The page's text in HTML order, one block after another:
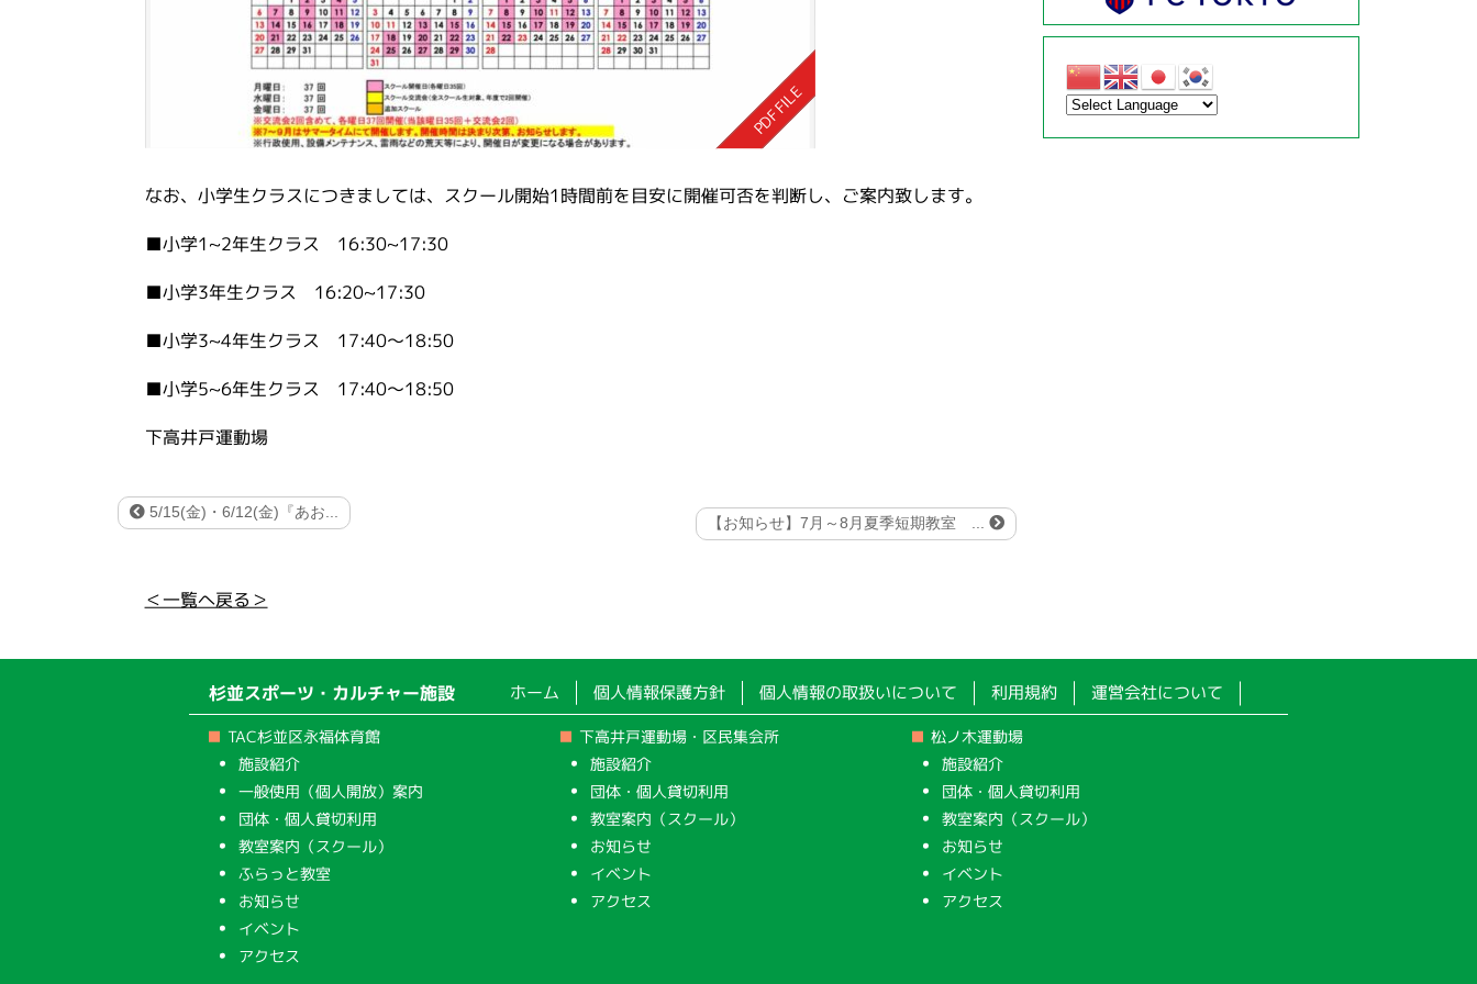
なお、小学生クラスにつきましては、スクール開始1時間前を目安に開催可否を判断し、ご案内致します。
■小学1~2年生クラス 16:30~17:30
■小学3年生クラス 16:20~17:30
■小学3~4年生クラス 17:40～18:50
■小学5~6年生クラス 17:40～18:50
下高井戸運動場
5/15(金)・6/12(金)『あお...
【お知らせ】7月～8月夏季短期教室 ...
＜一覧へ戻る＞
杉並スポーツ・カルチャー施設 ホーム 個人情報保護方針 個人情報の取扱いについて 利用規約 運営会社について
TAC杉並区永福体育館
施設紹介
一般使用（個人開放）案内
団体・個人貸切利用
教室案内（スクール）
ふらっと教室
お知らせ
イベント
アクセス
下高井戸運動場・区民集会所
施設紹介
団体・個人貸切利用
教室案内（スクール）
お知らせ
イベント
アクセス
松ノ木運動場
施設紹介
団体・個人貸切利用
教室案内（スクール）
お知らせ
イベント
アクセス